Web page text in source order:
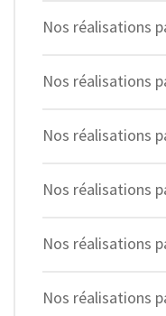
Nos réalisations
Nos réalisations
Nos réalisations
Nos réalisations
Nos réalisations
Nos réalisations